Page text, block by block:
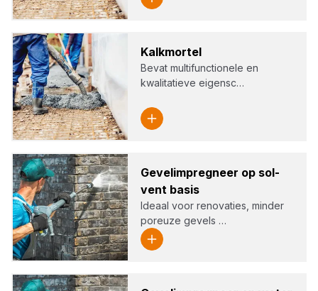
Kalk­mor­tel
Bevat multifunctionele en
kwalitatieve eigensc…
Gevel­im­preg­neer op sol­
vent basis
Ideaal voor renovaties, minder
poreuze gevels …